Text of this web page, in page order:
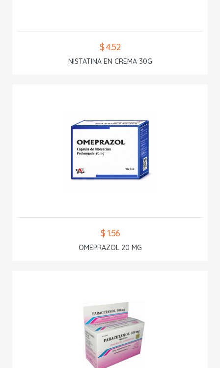
$ 4.52
NISTATINA EN CREMA 30G
$ 1.56
OMEPRAZOL 20 MG